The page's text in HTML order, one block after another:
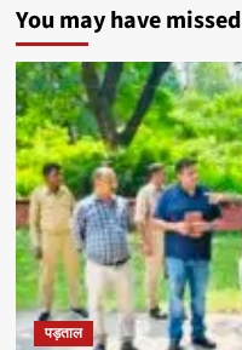
ली
से
दूर
रहने
की
शपथ
You may have missed
पड़ताल